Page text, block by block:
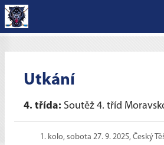
Utkání
4. třída: Soutěž 4. tříd
1. kolo, sobota 27. 9. 2025, Český